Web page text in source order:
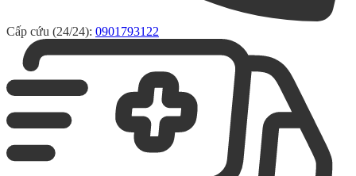
Cấp cứu (24/24): 0901793122